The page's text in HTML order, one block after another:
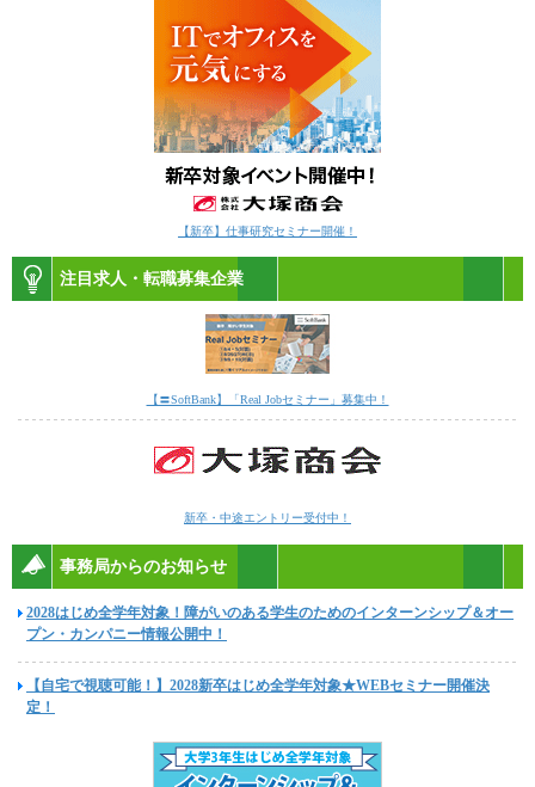
【新卒】仕事研究セミナー開催！
注目求人・転職募集企業
【〓SoftBank】「Real Jobセミナー」募集中！
新卒・中途エントリー受付中！
事務局からのお知らせ
2028はじめ全学年対象！障がいのある学生のためのインターンシップ＆オー
プン・カンパニー情報公開中！
【自宅で視聴可能！】2028新卒はじめ全学年対象★WEBセミナー開催決
定！